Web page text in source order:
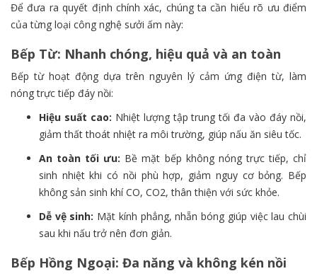
Để đưa ra quyết định chính xác, chúng ta cần hiểu rõ ưu điểm
của từng loại công nghệ sưởi ấm này:
Bếp Từ: Nhanh chóng, hiệu quả và an toàn
Bếp từ hoạt động dựa trên nguyên lý cảm ứng điện từ, làm
nóng trực tiếp đáy nồi:
Hiệu suất cao: Nhiệt lượng tập trung tối đa vào đáy nồi,
giảm thất thoát nhiệt ra môi trường, giúp nấu ăn siêu tốc.
An toàn tối ưu: Bề mặt bếp không nóng trực tiếp, chỉ
sinh nhiệt khi có nồi phù hợp, giảm nguy cơ bỏng. Bếp
không sản sinh khí CO, CO2, thân thiện với sức khỏe.
Dễ vệ sinh: Mặt kính phẳng, nhẵn bóng giúp việc lau chùi
sau khi nấu trở nên đơn giản.
Bếp Hồng Ngoại: Đa năng và không kén nồi